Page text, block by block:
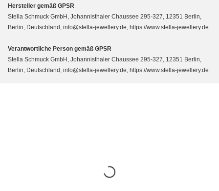
Hersteller gemäß GPSR
Stella Schmuck GmbH, Johannisthaler Chaussee 295-327, 12351 Berlin,
Berlin, Deutschland, info@stella-jewellery.de, https://www.stella-jewellery.de
Verantwortliche Person gemäß GPSR
Stella Schmuck GmbH, Johannisthaler Chaussee 295-327, 12351 Berlin,
Berlin, Deutschland, info@stella-jewellery.de, https://www.stella-jewellery.de